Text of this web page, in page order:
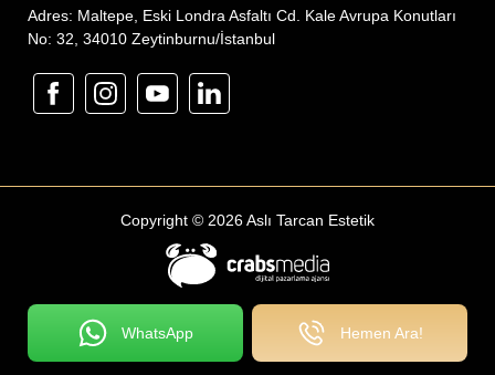
WhatsApp Hemen Ara!
Adres: Maltepe, Eski Londra Asfaltı Cd. Kale Avrupa Konutları
No: 32, 34010 Zeytinburnu/İstanbul
Copyright © 2026 Aslı Tarcan Estetik